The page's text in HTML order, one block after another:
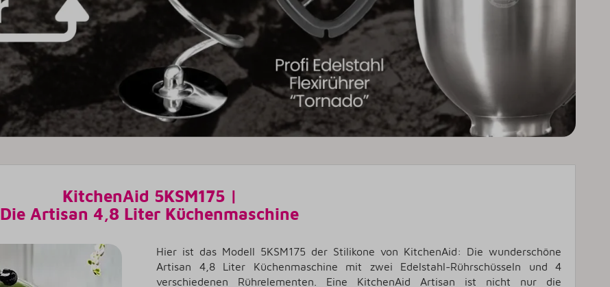
KitchenAid 5KSM175 |
Die Artisan 4,8 Liter Küchenmaschine
Hier ist das Modell 5KSM175 der Stilikone von KitchenAid: Die wunderschöne
Artisan 4,8 Liter Küchenmaschine mit zwei Edelstahl-Rührschüsseln und 4
verschiedenen Rührelementen. Eine KitchenAid Artisan ist nicht nur die